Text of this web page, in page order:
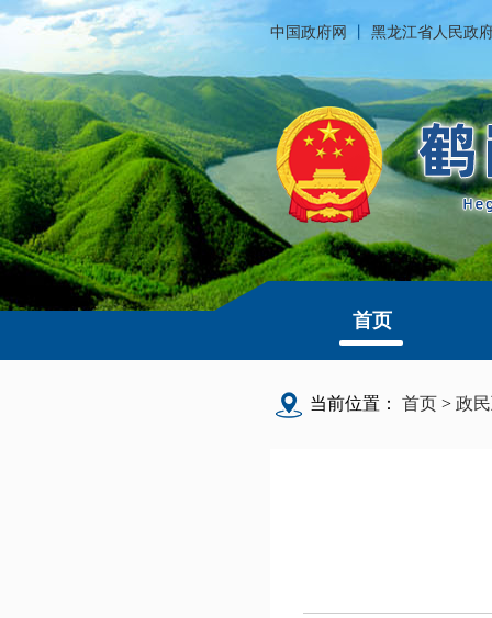
中国政府网 黑龙江省人民政
首页
当前位置： 首页 > 政